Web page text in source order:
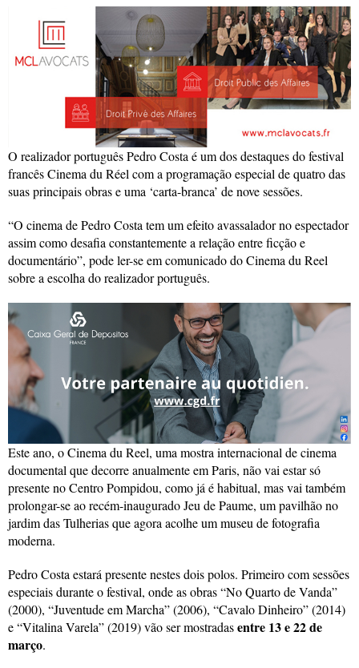
O realizador português Pedro Costa é um dos destaques do festival
francês Cinema du Réel com a programação especial de quatro das
suas principais obras e uma ‘carta-branca’ de nove sessões.
“O cinema de Pedro Costa tem um efeito avassalador no espectador
assim como desafia constantemente a relação entre ficção e
documentário”, pode ler-se em comunicado do Cinema du Reel
sobre a escolha do realizador português.
Este ano, o Cinema du Reel, uma mostra internacional de cinema
documental que decorre anualmente em Paris, não vai estar só
presente no Centro Pompidou, como já é habitual, mas vai também
prolongar-se ao recém-inaugurado Jeu de Paume, um pavilhão no
jardim das Tulherias que agora acolhe um museu de fotografia
moderna.
Pedro Costa estará presente nestes dois polos. Primeiro com sessões
especiais durante o festival, onde as obras “No Quarto de Vanda”
(2000), “Juventude em Marcha” (2006), “Cavalo Dinheiro” (2014)
e “Vitalina Varela” (2019) vão ser mostradasentre 13 e 22 de
março.